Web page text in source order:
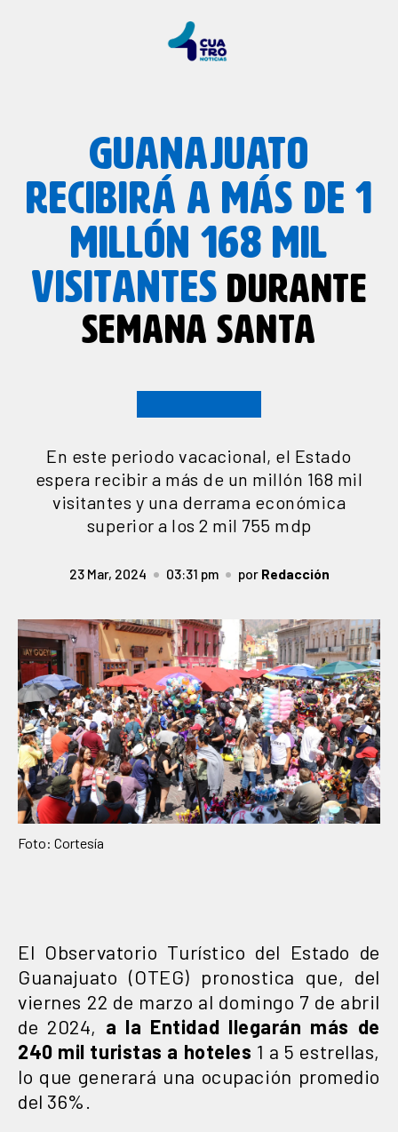
GUANAJUATO
RECIBIRÁ A MÁS DE 1
MILLÓN 168 MIL
VISITANTES DURANTE
SEMANA SANTA
En este periodo vacacional, el Estado
espera recibir a más de un millón 168 mil
visitantes y una derrama económica
superior a los 2 mil 755 mdp
23 Mar, 2024 03:31 pm por Redacción
Foto: Cortesía
El Observatorio Turístico del Estado de
Guanajuato (OTEG) pronostica que, del
viernes 22 de marzo al domingo 7 de abril
de 2024, a la Entidad llegarán más de
240 mil turistas a hoteles 1 a 5 estrellas,
lo que generará una ocupación promedio
del 36%.